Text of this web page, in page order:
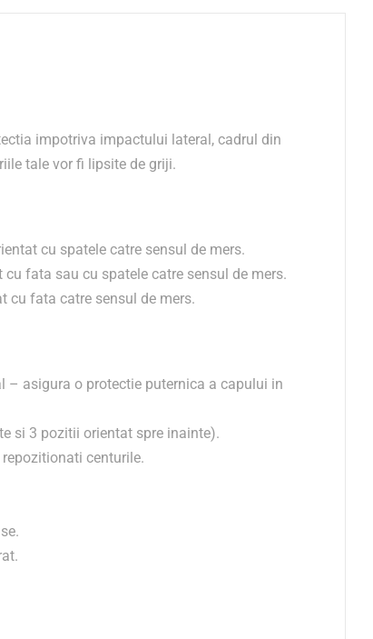
impotriva impactului lateral, cadrul din
tale vor fi lipsite de griji.
cu spatele catre sensul de mers.
fata sau cu spatele catre sensul de mers.
cu fata catre sensul de mers.
– asigura o protectie puternica a capului in
si 3 pozitii orientat spre inainte).
centurile.